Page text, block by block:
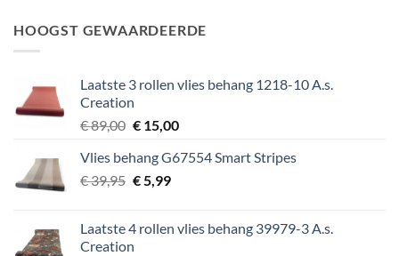
€ 64,95.€ 9,99.
HOOGST GEWAARDEERDE
Laatste 3 rollen vlies behang 1218-10 A.s.
Creation
€89,00 Oorspronkelijke
was:
€ 89,00.
€15,00Huidige
is:
Vlies behang G67554 Smart Stripes
€39,95 Oorspronkelijke
€ 39,95.
€5,99Huidige
€ 5,99.
Laatste 4 rollen vlies behang 39979-3 A.s.
Creation